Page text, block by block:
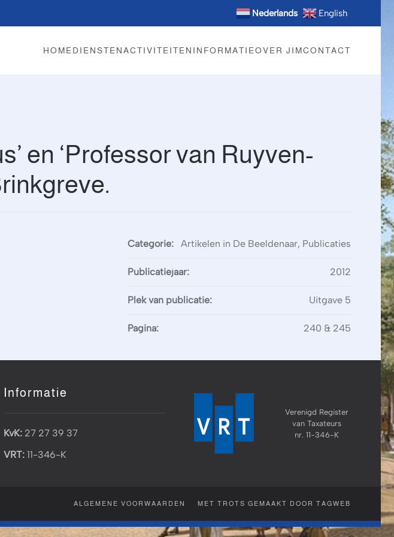
Nederlands English
HOMEDIENSTENACTIVITEITEN INFORMATIEOVER JIMCONTACT
en ‘Professor van Ruyven-
Categorie: Artikelen in De Beeldenaar, Publicaties
Publicatiejaar: 2012
Plek van publicatie: Uitgave 5
Pagina: 240 & 245
Informatie
KvK: 27 27 39 37
VRT: 11-346-K
Verenigd Register
van Taxateurs
nr. 11-346-K
ALGEMENE VOORWAARDEN MET TROTS GEMAAKT DOOR TAGWEB